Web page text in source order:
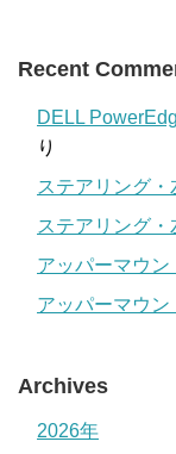
Recent
DELL
り
ステアリング・
ステアリング・
アッパーマウ
アッパーマウ
Archives
2026年